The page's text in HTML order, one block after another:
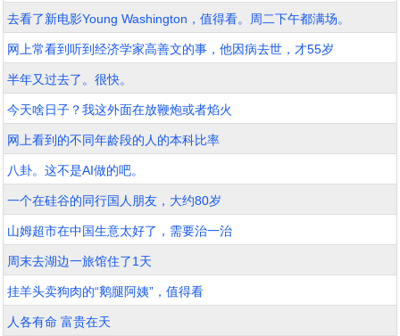
去看了新电影Young Washington，值得看。周二下午都满场。
网上常看到听到经济学家高善文的事，他因病去世，才55岁
半年又过去了。很快。
今天啥日子？我这外面在放鞭炮或者焰火
网上看到的不同年龄段的人的本科比率
八卦。这不是AI做的吧。
一个在硅谷的同行国人朋友，大约80岁
山姆超市在中国生意太好了，需要治一治
周末去湖边一旅馆住了1天
挂羊头卖狗肉的“鹅腿阿姨”，值得看
人各有命 富贵在天